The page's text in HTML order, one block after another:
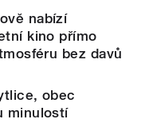
nabízí
kino přímo
bez davů
obec
minulostí